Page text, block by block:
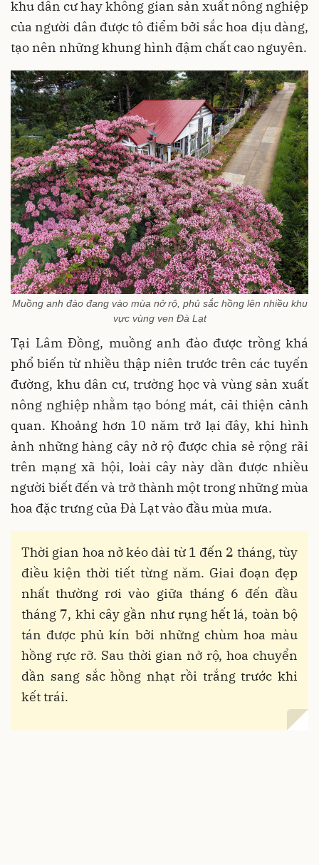
khu dân cư hay không gian sản xuất nông nghiệp
của người dân được tô điểm bởi sắc hoa dịu dàng,
tạo nên những khung hình đậm chất cao nguyên.
Muồng anh đào đang vào mùa nở rộ, phủ sắc hồng lên nhiều khu
vực vùng ven Đà Lạt
Tại Lâm Đồng, muồng anh đào được trồng khá
phổ biến từ nhiều thập niên trước trên các tuyến
đường, khu dân cư, trường học và vùng sản xuất
nông nghiệp nhằm tạo bóng mát, cải thiện cảnh
quan. Khoảng hơn 10 năm trở lại đây, khi hình
ảnh những hàng cây nở rộ được chia sẻ rộng rãi
trên mạng xã hội, loài cây này dần được nhiều
người biết đến và trở thành một trong những mùa
hoa đặc trưng của Đà Lạt vào đầu mùa mưa.
Thời gian hoa nở kéo dài từ 1 đến 2 tháng, tùy
điều kiện thời tiết từng năm. Giai đoạn đẹp
nhất thường rơi vào giữa tháng 6 đến đầu
tháng 7, khi cây gần như rụng hết lá, toàn bộ
tán được phủ kín bởi những chùm hoa màu
hồng rực rỡ. Sau thời gian nở rộ, hoa chuyển
dần sang sắc hồng nhạt rồi trắng trước khi
kết trái.